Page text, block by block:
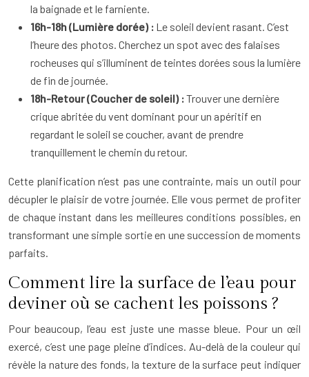
la baignade et le farniente.
16h-18h (Lumière dorée) : Le soleil devient rasant. C’est
l’heure des photos. Cherchez un spot avec des falaises
rocheuses qui s’illuminent de teintes dorées sous la lumière
de fin de journée.
18h-Retour (Coucher de soleil) :Trouver une dernière
crique abritée du vent dominant pour un apéritif en
regardant le soleil se coucher, avant de prendre
tranquillement le chemin du retour.
Cette planification n’est pas une contrainte, mais un outil pour
décupler le plaisir de votre journée. Elle vous permet de profiter
de chaque instant dans les meilleures conditions possibles, en
transformant une simple sortie en une succession de moments
parfaits.
Comment lire la surface de l’eau pour
deviner où se cachent les poissons ?
Pour beaucoup, l’eau est juste une masse bleue. Pour un œil
exercé, c’est une page pleine d’indices. Au-delà de la couleur qui
révèle la nature des fonds, la texture de la surface peut indiquer